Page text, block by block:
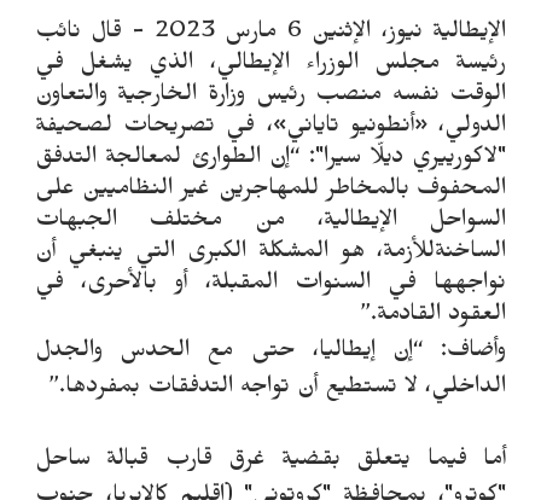
الإيطالية نيوز، الإثنين 6 مارس 2023 - قال نائب
رئيسة مجلس الوزراء الإيطالي، الذي يشغل في
الوقت نفسه منصب رئيس وزارة الخارجية والتعاون
الدولي، «أنطونيو تاياني»، في تصريحات لصحيفة
"لاكورييري ديلّا سيرا": “إن الطوارئ لمعالجة التدفق
المحفوف بالمخاطر للمهاجرين غير النظاميين على
السواحل الإيطالية، من مختلف الجبهات
الساخنةللأزمة، هو المشكلة الكبرى التي ينبغي أن
نواجهها في السنوات المقبلة، أو بالأحرى، في
العقود القادمة.”
وأضاف: “إن إيطاليا، حتى مع الحدس والجدل
الداخلي، لا تستطيع أن تواجه التدفقات بمفردها.”
أما فيما يتعلق بقضية غرق قارب قبالة ساحل